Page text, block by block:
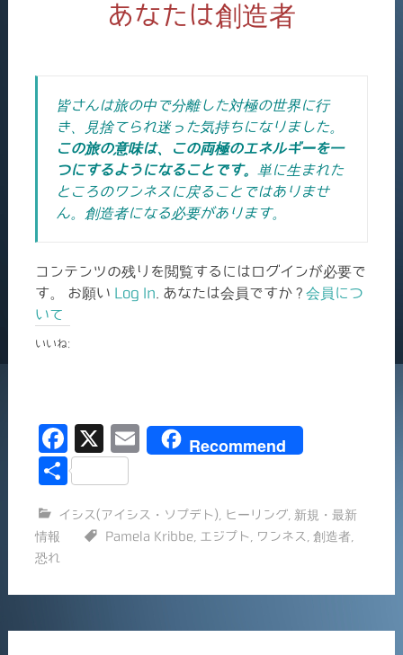
あなたは創造者
皆さんは旅の中で分離した対極の世界に行
き、見捨てられ迷った気持ちになりました。
この旅の意味は、この両極のエネルギーを一
つにするようになることです。
単に生まれた
ところのワンネスに戻ることではありませ
ん。創造者になる必要があります。
コンテンツの残りを閲覧するにはログインが必要で
す。 お願い Log In . あなたは会員ですか ? 会員につ
いて
いいね:
F
a
e
k
X
E
l
Recommend
共
イシス(アイシス・ソプデト) ヒーリング, 新規・最新
情報
Pamela Kribbe, エジプト ワンネス 創造者,
恐れ